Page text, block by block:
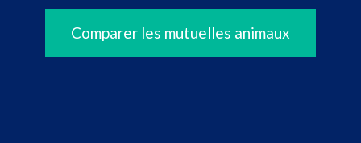
Comparer les mutuelles animaux